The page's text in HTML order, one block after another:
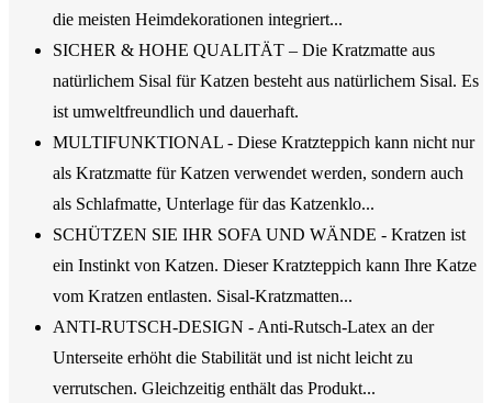
die meisten Heimdekorationen integriert...
SICHER & HOHE QUALITÄT – Die Kratzmatte aus
natürlichem Sisal für Katzen besteht aus natürlichem Sisal. Es
ist umweltfreundlich und dauerhaft.
MULTIFUNKTIONAL - Diese Kratzteppich kann nicht nur
als Kratzmatte für Katzen verwendet werden, sondern auch
als Schlafmatte, Unterlage für das Katzenklo...
SCHÜTZEN SIE IHR SOFA UND WÄNDE - Kratzen ist
ein Instinkt von Katzen. Dieser Kratzteppich kann Ihre Katze
vom Kratzen entlasten. Sisal-Kratzmatten...
ANTI-RUTSCH-DESIGN - Anti-Rutsch-Latex an der
Unterseite erhöht die Stabilität und ist nicht leicht zu
verrutschen. Gleichzeitig enthält das Produkt...